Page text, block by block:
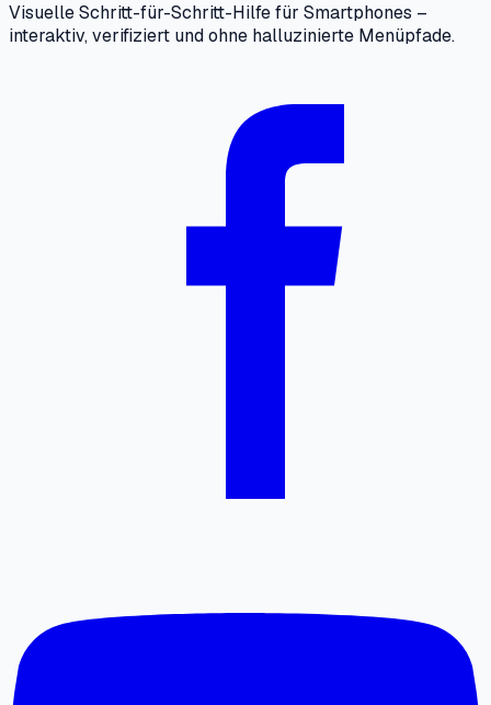
Visuelle Schritt-für-Schritt-Hilfe für Smartphones –
interaktiv, verifiziert und ohne halluzinierte Menüpfade.